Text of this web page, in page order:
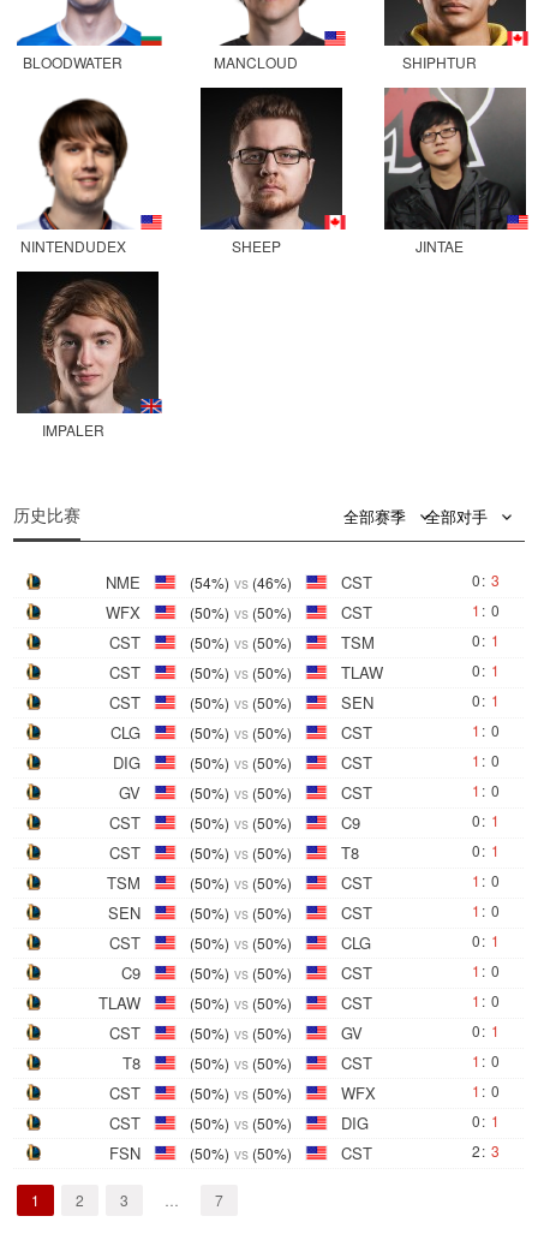
BLOODWATER MANCLOUD SHIPHTUR
NINTENDUDEX SHEEP JINTAE
IMPALER
历史比赛 全部赛季 全部对手
NME (54%) vs (46%) CST 0: 3
WFX (50%) vs (50%) CST 1 : 0
CST (50%) vs (50%) TSM 0: 1
CST (50%) vs (50%) TLAW 0: 1
CST (50%) vs (50%) SEN 0: 1
CLG (50%) vs (50%) CST 1 : 0
DIG (50%) vs (50%) CST 1 : 0
GV (50%) vs (50%) CST 1 : 0
CST (50%) vs (50%) C9 0: 1
CST (50%) vs (50%) T8 0: 1
TSM (50%) vs (50%) CST 1 : 0
SEN (50%) vs (50%) CST 1 : 0
CST (50%) vs (50%) CLG 0: 1
C9 (50%) vs (50%) CST 1 : 0
TLAW (50%) vs (50%) CST 1 : 0
CST (50%) vs (50%) GV 0: 1
T8 (50%) vs (50%) CST 1 : 0
CST (50%) vs (50%) WFX 1 : 0
CST (50%) vs (50%) DIG 0: 1
FSN (50%) vs (50%) CST 2: 3
1 2 3 7